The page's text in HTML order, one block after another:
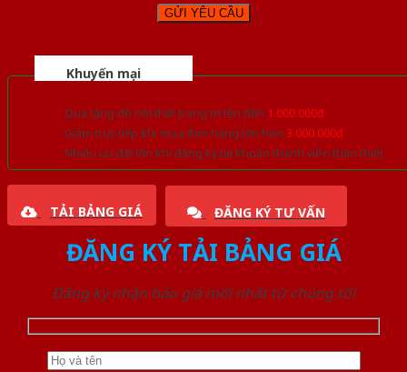
Khuyến mại
Quà tặng đồ nội thất trang trí lên đến 1.000.000đ
Giảm trực tiếp khi mua đơn hàng lớn hơn 3.000.000đ
Nhiều ưu đãi lớn khi đăng ký tài khoản thành viên thân thiết
TẢI BẢNG GIÁ ĐĂNG KÝ TƯ VẤN
ĐĂNG KÝ TẢI BẢNG GIÁ
Đăng ký nhận báo giá mới nhất từ chúng tôi